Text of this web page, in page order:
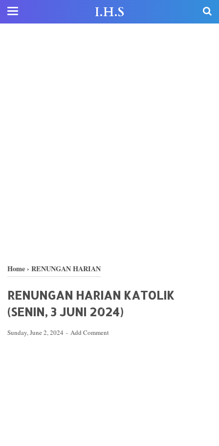
I.H.S
Home› RENUNGAN HARIAN
RENUNGAN HARIAN KATOLIK
(SENIN, 3 JUNI 2024)
Sunday, June 2, 2024 Add Comment